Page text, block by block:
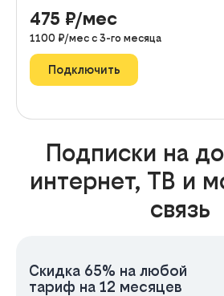
475 ₽/мес
1100 ₽/мес с 3-го месяца
Подключить
Подписки на
интернет, ТВ и
связь
Скидка 65% на любой
тариф на 12 месяцев